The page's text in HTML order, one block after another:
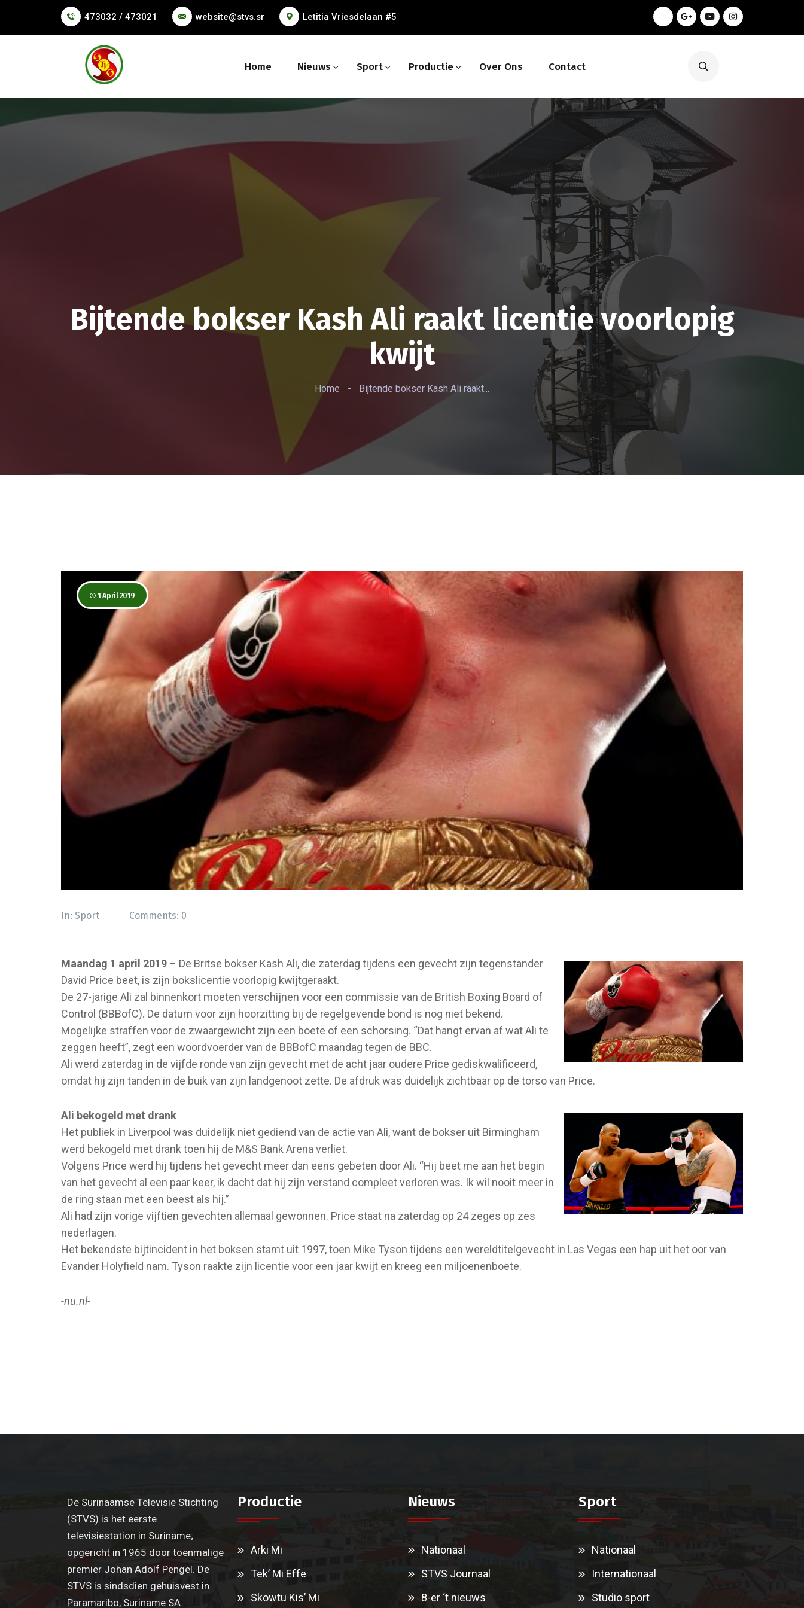
473032 / 473021 website@stvs.sr Letitia Vriesdelaan #5
Home Nieuws Sport Productie Over Ons Contact
Bijtende bokser Kash Ali raakt licentie voorlopig
kwijt
Home - Bijtende bokser Kash Ali raakt...
1 April 2019
In: Sport Comments: 0
Maandag 1 april 2019 – De Britse bokser Kash Ali, die zaterdag tijdens een gevecht zijn tegenstander
David Price beet, is zijn bokslicentie voorlopig kwijtgeraakt.
De 27-jarige Ali zal binnenkort moeten verschijnen voor een commissie van de British Boxing Board of
Control (BBBofC). De datum voor zijn hoorzitting bij de regelgevende bond is nog niet bekend.
Mogelijke straffen voor de zwaargewicht zijn een boete of een schorsing. “Dat hangt ervan af wat Ali te
zeggen heeft”, zegt een woordvoerder van de BBBofC maandag tegen de BBC.
Ali werd zaterdag in de vijfde ronde van zijn gevecht met de acht jaar oudere Price gediskwalificeerd,
omdat hij zijn tanden in de buik van zijn landgenoot zette. De afdruk was duidelijk zichtbaar op de torso van Price.
Ali bekogeld met drank
Het publiek in Liverpool was duidelijk niet gediend van de actie van Ali, want de bokser uit Birmingham
werd bekogeld met drank toen hij de M&S Bank Arena verliet.
Volgens Price werd hij tijdens het gevecht meer dan eens gebeten door Ali. “Hij beet me aan het begin
van het gevecht al een paar keer, ik dacht dat hij zijn verstand compleet verloren was. Ik wil nooit meer in
de ring staan met een beest als hij.”
Ali had zijn vorige vijftien gevechten allemaal gewonnen. Price staat na zaterdag op 24 zeges op zes
nederlagen.
Het bekendste bijtincident in het boksen stamt uit 1997, toen Mike Tyson tijdens een wereldtitelgevecht in Las Vegas een hap uit het oor van
Evander Holyfield nam. Tyson raakte zijn licentie voor een jaar kwijt en kreeg een miljoenenboete.
-nu.nl-
De Surinaamse Televisie Stichting
(STVS) is het eerste
televisiestation in Suriname;
opgericht in 1965 door toenmalige
premier Johan Adolf Pengel. De
STVS is sindsdien gehuisvest in
Paramaribo, Suriname SA.
Productie
Arki Mi
Tek’ Mi Effe
Skowtu Kis’ Mi
Nieuws
Nationaal
STVS Journaal
8-er ‘t nieuws
Sport
Nationaal
Internationaal
Studio sport